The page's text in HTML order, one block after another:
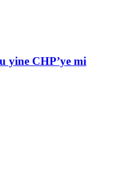
yine CHP’ye mi